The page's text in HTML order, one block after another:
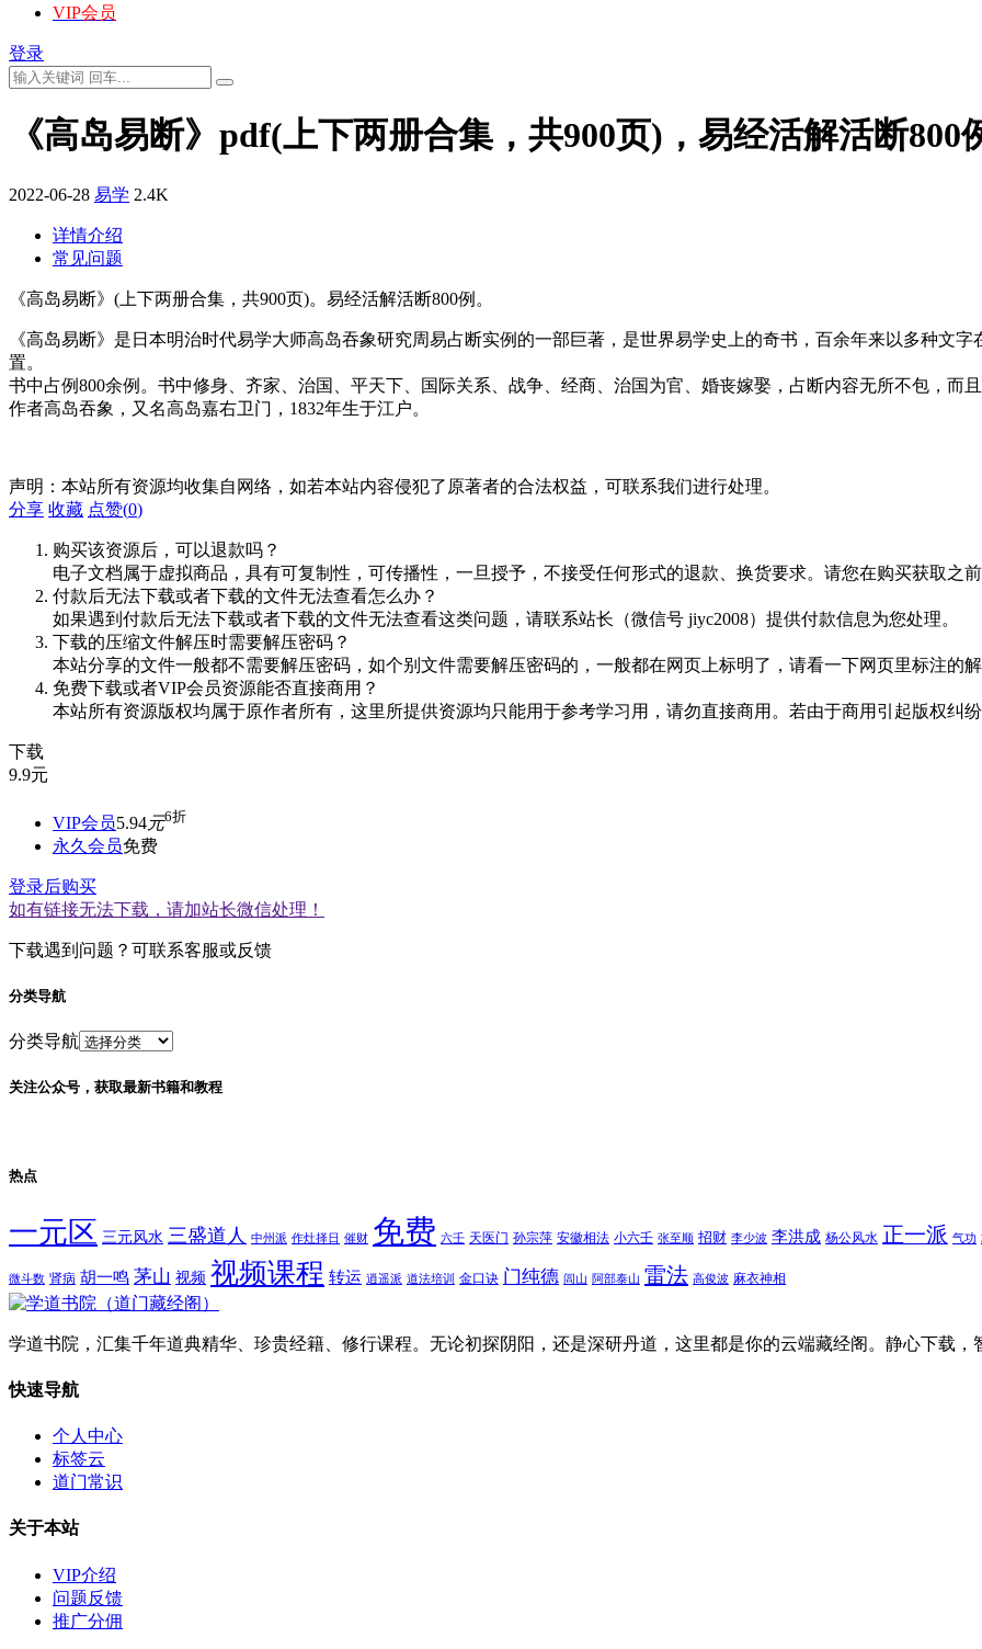
VIP会员
登录
《高岛易断》pdf(上下两册合集，共900页)，易经活解活断800
2022-06-28 易学 2.4K
详情介绍
常见问题
《高岛易断》(上下两册合集，共900页)。易经活解活断800例。
《高岛易断》是日本明治时代易学大师高岛吞象研究周易占断实例的一部巨著，是世界易学史上的奇书，百余年来以多种文
置。
书中占例800余例。书中修身、齐家、治国、平天下、国际关系、战争、经商、治国为官、婚丧嫁娶，占断内容无所不包，而
作者高岛吞象，又名高岛嘉右卫门，1832年生于江户。
声明：本站所有资源均收集自网络，如若本站内容侵犯了原著者的合法权益，可联系我们进行处理。
分享 收藏 点赞(0)
购买该资源后，可以退款吗？
电子文档属于虚拟商品，具有可复制性，可传播性，一旦授予，不接受任何形式的退款、换货要求。请您在购买获取之
付款后无法下载或者下载的文件无法查看怎么办？
如果遇到付款后无法下载或者下载的文件无法查看这类问题，请联系站长（微信号 jiyc2008）提供付款信息为您处理。
下载的压缩文件解压时需要解压密码？
本站分享的文件一般都不需要解压密码，如个别文件需要解压密码的，一般都在网页上标明了，请看一下网页里标注的
免费下载或者VIP会员资源能否直接商用？
本站所有资源版权均属于原作者所有，这里所提供资源均只能用于参考学习用，请勿直接商用。若由于商用引起版权纠
下载
9.9元
VIP会员5.94元6折
永久会员免费
登录后购买
如有链接无法下载，请加站长微信处理！
下载遇到问题？可联系客服或反馈
分类导航
分类导航
关注公众号，获取最新书籍和教程
热点
一元区 三元风水 三盛道人 中州派 作灶择日 催财 免费 六壬 天医门 孙宗萍 安徽相法 小六壬 张至顺 招财 李少波 李洪成 杨公风水 正一派 气功
微斗数 肾病 胡一鸣 茅山 视频 视频课程 转运 逍遥派 道法培训 金口诀 门纯德 闾山 阿部泰山 雷法 高俊波 麻衣神相
学道书院，汇集千年道典精华、珍贵经籍、修行课程。无论初探阴阳，还是深研丹道，这里都是你的云端藏经阁。静心下载
快速导航
个人中心
标签云
道门常识
关于本站
VIP介绍
问题反馈
推广分佣